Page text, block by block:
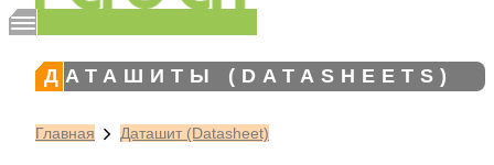
ДАТАШИТЫ (DATASHEETS)
Главная Даташит (Datasheet)